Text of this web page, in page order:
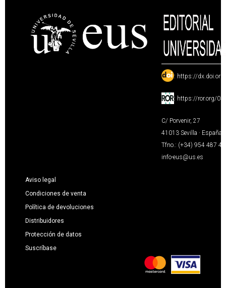
: https://
: https://ror.org/
C/ Porvenir, 27
41013 Sevilla · España
Tfno.: (+34) 954 487
info-eus@us.es
Aviso legal
Condiciones de venta
Política de devoluciones
Distribuidores
Protección de datos
Suscríbase